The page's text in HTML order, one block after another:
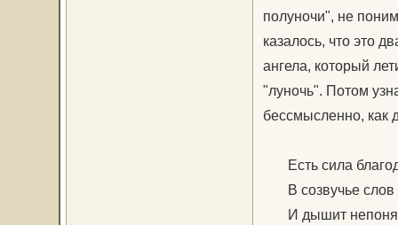
полуночи", не
казалось, что это
ангела, который
"луночь". Потом
бессмысленно, как
Есть сила
В созвучье слов
И дышит